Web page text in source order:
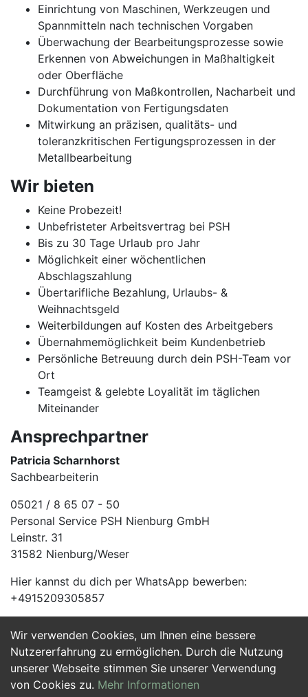
Wir verwenden Cookies, um Ihnen eine bessere
Nutzererfahrung zu ermöglichen. Durch die Nutzung
unserer Webseite stimmen Sie unserer Verwendung
von Cookies zu. Mehr Informationen
Einrichtung von Maschinen, Werkzeugen und
Spannmitteln nach technischen Vorgaben
Überwachung der Bearbeitungsprozesse sowie
Erkennen von Abweichungen in Maßhaltigkeit
oder Oberfläche
Durchführung von Maßkontrollen, Nacharbeit und
Dokumentation von Fertigungsdaten
Mitwirkung an präzisen, qualitäts- und
toleranzkritischen Fertigungsprozessen in der
Metallbearbeitung
Wir bieten
Keine Probezeit!
Unbefristeter Arbeitsvertrag bei PSH
Bis zu 30 Tage Urlaub pro Jahr
Möglichkeit einer wöchentlichen
Abschlagszahlung
Übertarifliche Bezahlung, Urlaubs- &
Weihnachtsgeld
Weiterbildungen auf Kosten des Arbeitgebers
Übernahmemöglichkeit beim Kundenbetrieb
Persönliche Betreuung durch dein PSH-Team vor
Ort
Teamgeist & gelebte Loyalität im täglichen
Miteinander
Ansprechpartner
Patricia Scharnhorst
Sachbearbeiterin
05021 / 8 65 07 - 50
Personal Service PSH Nienburg GmbH
Leinstr. 31
31582 Nienburg/Weser
Hier kannst du dich per WhatsApp bewerben:
+4915209305857
Jetzt Bewerben